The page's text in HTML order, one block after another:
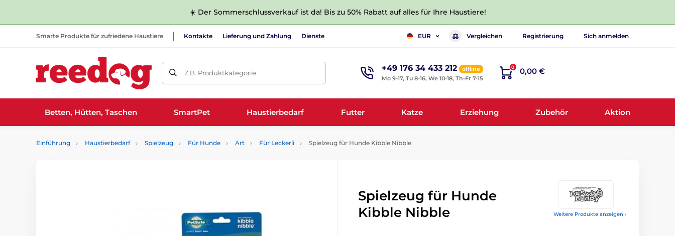
☀️ Der Sommerschlussverkauf ist da! Bis zu 50% Rabatt auf alles für Ihre Haustiere!
Smarte Produkte für zufriedene Haustiere Kontakte Lieferung und Zahlung Dienste EUR Vergleichen Registrierung Sich anmelden
Z.B. Produktkategorie +49 176 34 433 212
offline
Mo 9-17, Tu 8-16, We 10-18, Th-Fr 7-15
0 0,00 €
Betten, Hütten, Taschen SmartPet Haustierbedarf Futter Katze Erziehung Zubehör Aktion
Einführung Haustierbedarf Spielzeug Für Hunde Art Für Leckerli Spielzeug für Hunde Kibble Nibble
Weitere Produkte anzeigen ›
Spielzeug für Hunde
Kibble Nibble